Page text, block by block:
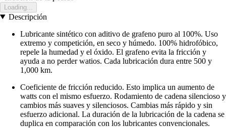
Loading...
Descripción
Lubricante sintético con aditivo de grafeno puro al 100%. Uso
extremo y competición, en seco y húmedo. 100% hidrofóbico,
repele la humedad y el óxido. El grafeno evita la fricción y
ayuda a no perder watios. Cada lubricación dura entre 500 y
1,000 km.
Coeficiente de fricción reducido. Esto implica un aumento de
watts con el mismo esfuerzo. Rodamiento de cadena silencioso y
cambios más suaves y silenciosos. Cambias más rápido y sin
esfuerzo adicional. La duración de la lubricación de la cadena se
duplica en comparación con los lubricantes convencionales.